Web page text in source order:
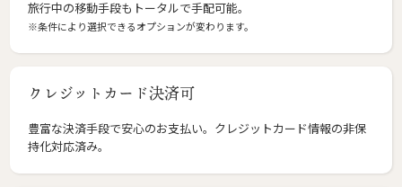
旅行中の移動手段もトータルで手配可能。
※条件により選択できるオプションが変わります。
クレジットカード決済可
豊富な決済手段で安心のお支払い。クレジットカード情報の非保
持化対応済み。